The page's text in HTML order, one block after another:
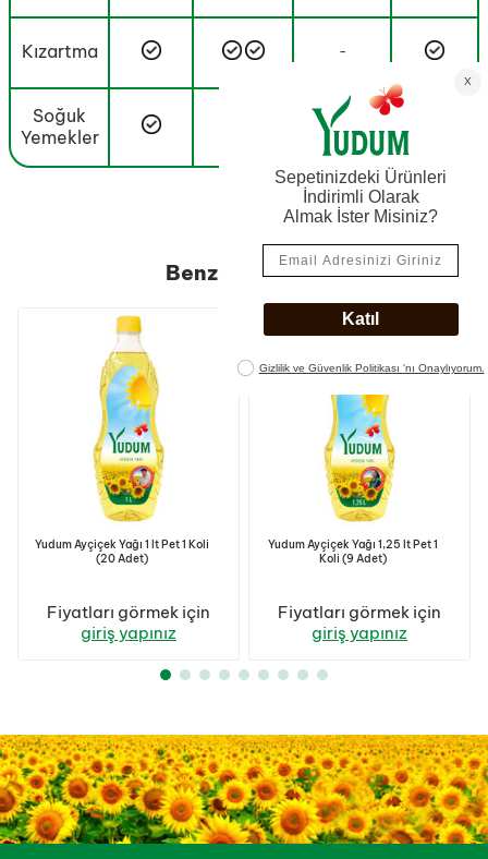
Kızartma -
Soğuk
Yemekler
Benzer Ürünler
Yudum Ayçiçek Yağı 1 lt Pet 1 Koli
(20 Adet)
Fiyatları görmek için
giriş yapınız
Yudum Ayçiçek Yağı 1,25 lt Pet 1
Koli (9 Adet)
Fiyatları görmek için
giriş yapınız